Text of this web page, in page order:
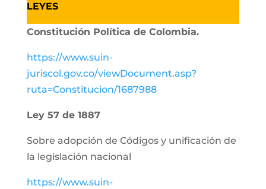
LEYES
Constitución Política de Colombia.
https://www.suin-
juriscol.gov.co/viewDocument.asp?
ruta=Constitucion/1687988
Ley 57 de 1887
Sobre adopción de Códigos y unificación de
la legislación nacional
https://www.suin-